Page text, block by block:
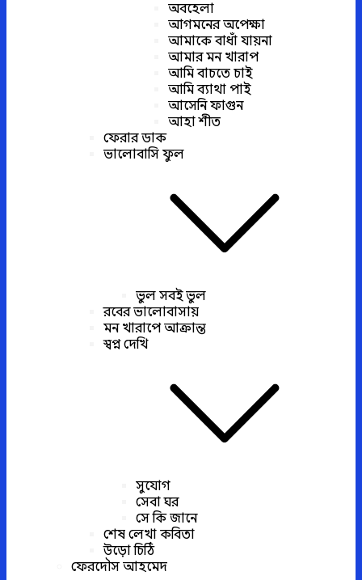
অবহেলা
আগমনের অপেক্ষা
আমাকে বাধাঁ যায়না
আমার মন খারাপ
আমি বাচতে চাই
আমি ব্যাথা পাই
আসেনি ফাগুন
আহা শীত
ফেরার ডাক
ভালোবাসি ফুল
ভুল সবই ভুল
রবের ভালোবাসায়
মন খারাপে আক্রান্ত
স্বপ্ন দেখি
সুযোগ
সেবা ঘর
সে কি জানে
শেষ লেখা কবিতা
উড়ো চিঠি
ফেরদৌস আহমেদ